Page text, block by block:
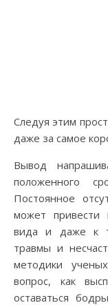
Следуя этим
даже за самое
Вывод
положенного
Постоянное
может
вида и даже к
травмы и
методики
вопрос, как
оставаться